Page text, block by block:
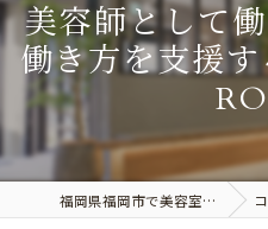
美容師として
働き方を支援
福岡県福岡市で美容室の求人ならACT JAPAN GROUP コラム